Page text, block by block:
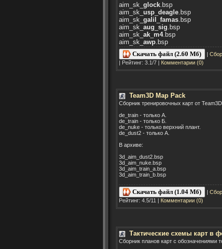
aim_sk_ glock .bsp
aim_sk_ usp deagle .bsp
aim_sk_ galil famas .bsp
aim_sk_ aug sig .bsp
aim_sk_ ak m4.bsp
aim_sk_ awp .bsp
Скачать файл (2.60 Мб)
|
| Рейтинг: 3.1/7 | Комментарии (0)
Team3D Map Pack
Сборник тренировочных карт от
de_train - только А.
de_train - только Б.
de_nuke - только верхний плант.
de_dust2 - только А.
В архиве:
3d_aim_dust2.bsp
3d_aim_nuke.bsp
3d_aim_train_a.bsp
3d_aim_train_b.bsp
Скачать файл (1.04 Мб) |
Рейтинг: 4.5/11 | Комментарии (0)
Тактические схемы карт в
Сборник планов карт с обозначениями